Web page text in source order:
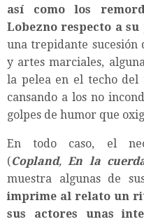
así como los
Lobezno respecto a
una trepidante sucesión
y artes marciales,
la pelea en el techo
cansando a los no
golpes de humor que
En todo caso, el
(Copland, En la
muestra algunas de
imprime al relato un
sus actores unas